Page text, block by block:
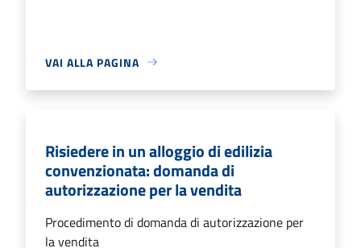
VAI ALLA PAGINA
Risiedere in un alloggio di edilizia
convenzionata: domanda di
autorizzazione per la vendita
Procedimento di domanda di autorizzazione per
la vendita